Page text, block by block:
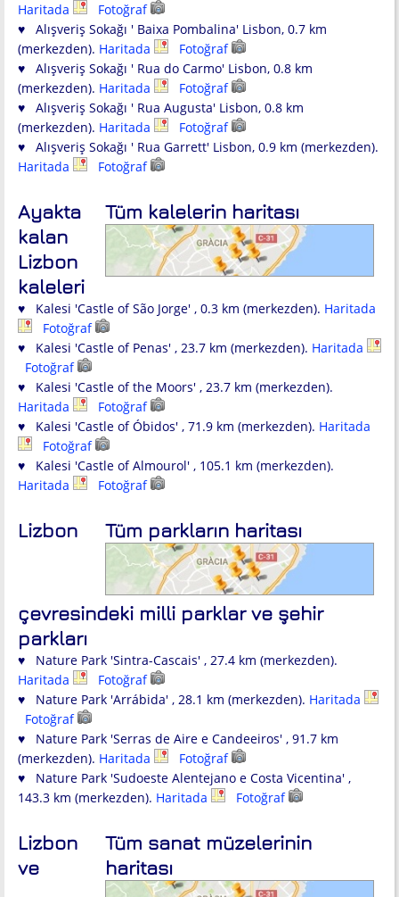
Haritada
Fotoğraf
♥ Alışveriş Sokağı ' Baixa Pombalina' Lisbon, 0.7 km
(merkezden). Haritada
Fotoğraf
♥ Alışveriş Sokağı ' Rua do Carmo' Lisbon, 0.8 km
(merkezden). Haritada
Fotoğraf
♥ Alışveriş Sokağı ' Rua Augusta' Lisbon, 0.8 km
(merkezden). Haritada
Fotoğraf
♥ Alışveriş Sokağı ' Rua Garrett' Lisbon, 0.9 km (merkezden).
Haritada
Fotoğraf
Tüm kalelerin haritası
Ayakta
kalan
Lizbon
kaleleri
♥ Kalesi 'Castle of São Jorge' , 0.3 km (merkezden). Haritada
Fotoğraf
♥ Kalesi 'Castle of Penas' , 23.7 km (merkezden). Haritada
Fotoğraf
♥ Kalesi 'Castle of the Moors' , 23.7 km (merkezden).
Haritada
Fotoğraf
♥ Kalesi 'Castle of Óbidos' , 71.9 km (merkezden). Haritada
Fotoğraf
♥ Kalesi 'Castle of Almourol' , 105.1 km (merkezden).
Haritada
Fotoğraf
Tüm parkların haritası
Lizbon
çevresindeki milli parklar ve şehir
parkları
♥ Nature Park 'Sintra-Cascais' , 27.4 km (merkezden).
Haritada
Fotoğraf
♥ Nature Park 'Arrábida' , 28.1 km (merkezden). Haritada
Fotoğraf
♥ Nature Park 'Serras de Aire e Candeeiros' , 91.7 km
(merkezden). Haritada
Fotoğraf
♥ Nature Park 'Sudoeste Alentejano e Costa Vicentina' ,
143.3 km (merkezden). Haritada Fotoğraf
Tüm sanat müzelerinin
haritası
Lizbon
ve